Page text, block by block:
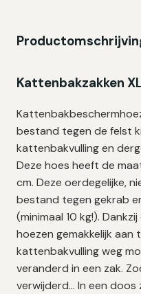
Kattenbakzakken
bestand tegen de felst
kattenbakvulling en
Deze hoes heeft de
cm. Deze oerdegelijke,
bestand tegen gekrab
(minimaal 10 kg!).
hoezen gemakkelijk aan
kattenbakvulling weg
veranderd in een zak.
verwijderd… In een doos